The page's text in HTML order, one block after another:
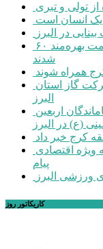
تولی و تبری
یک انسان است
۶۰ هزار البرزی از خدمات اردوهای جهادی سلامت بهره‌مند
شدند
همراه شوند
البرز
(ع) در البرز
کرج خبر داد
پیام
ورزشی البرز
کاریکاتور روز